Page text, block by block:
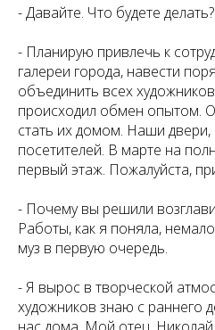
-Давайте. Что будете делать?
- Планирую привлечь к
галереи города, навести
объединить всех
происходил обмен опытом.
стать их домом. Наши двери,
посетителей. В марте на
первый этаж. Пожалуйста,
- Почему вы решили
Работы, как я поняла,
муз в первую очередь.
- Я вырос в творческой
художников знаю с раннего